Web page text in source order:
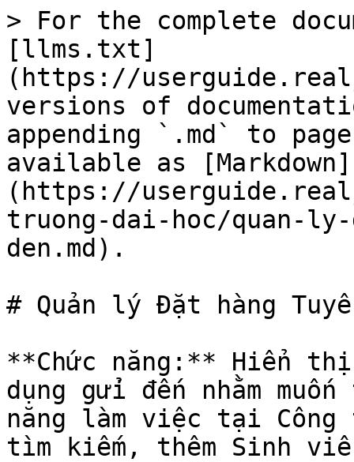
> For the complete
[llms.txt]
(https://
versions of
appending `.md` to
available as [Markdown]
(https://
truong-dai-hoc/quan-
den.md).
# Quản lý Đặt hàng
**Chức năng:** Hiển
dụng gửi đến nhằm
năng làm việc tại
tìm kiếm, thêm Sinh